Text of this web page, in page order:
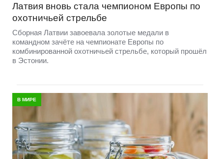
Латвия вновь стала чемпионом Европы по
охотничьей стрельбе
Сборная Латвии завоевала золотые медали в
командном зачёте на чемпионате Европы по
комбинированной охотничьей стрельбе, который прошёл
в Эстонии.
В МИРЕ